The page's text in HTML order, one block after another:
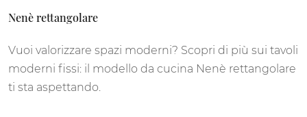
Nenè rettangolare
Vuoi valorizzare spazi moderni? Scopri di più sui tavoli
moderni fissi: il modello da cucina Nenè rettangolare
ti sta aspettando.